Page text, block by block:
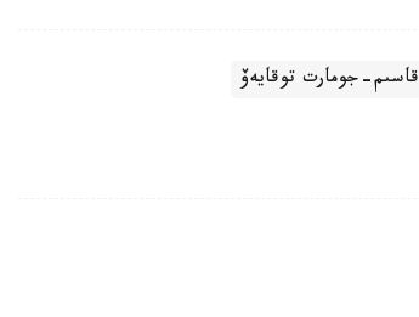
قاسىم-جومارت توقايەۆ